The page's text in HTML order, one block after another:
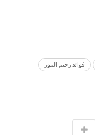
فوائد رجيم الموز